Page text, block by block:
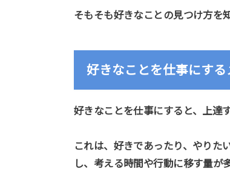
そもそも好きなことの見つけ方を
好きなことを仕事にする
好きなことを仕事にすると、上達
これは、好きであったり、やりた
し、考える時間や行動に移す量が